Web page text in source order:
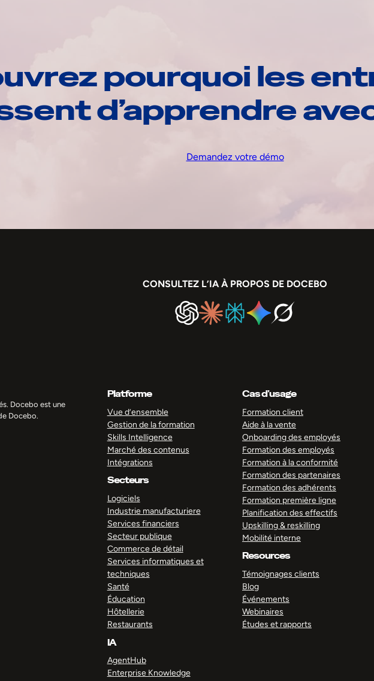
pourquoi les
d’apprendre
Demandez votre démo
CONSULTEZ L’IA À PROPOS DE DOCEBO
Docebo est une
Docebo.
Platforme
Vue d’ensemble
Gestion de la formation
Skills Intelligence
Marché des contenus
Intégrations
Secteurs
Logiciels
Industrie manufacturiere
Services financiers
Secteur publique
Commerce de détail
Services informatiques et
techniques
Santé
Éducation
Hôtellerie
Restaurants
IA
AgentHub
Enterprise Knowledge
Cas d’usage
Formation client
Aide à la vente
Onboarding des employés
Formation des employés
Formation à la conformité
Formation des partenaires
Formation des adhérents
Formation première ligne
Planification des effectifs
Upskilling & reskilling
Mobilité interne
Resources
Témoignages clients
Blog
Événements
Webinaires
Études et rapports